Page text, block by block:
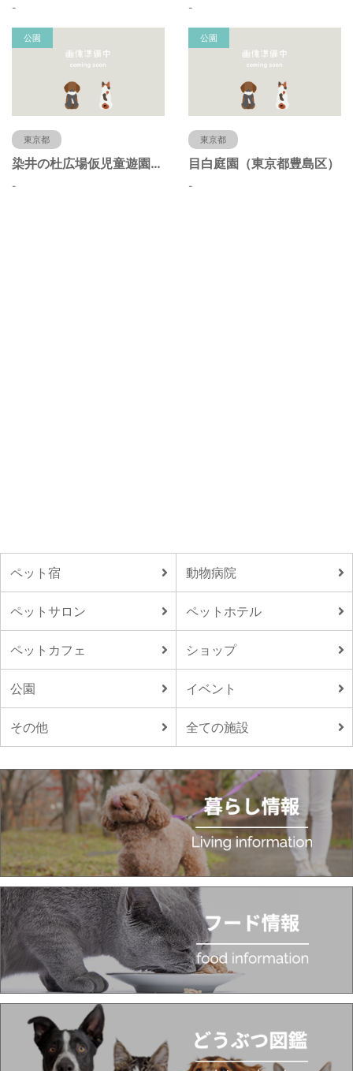
- -
公園
東京都
染井の杜広場仮児童遊園（東京都豊島区）
-
公園
東京都
目白庭園（東京都豊島区）
-
ペット宿 動物病院
ペットサロン ペットホテル
ペットカフェ ショップ
公園 イベント
その他 全ての施設